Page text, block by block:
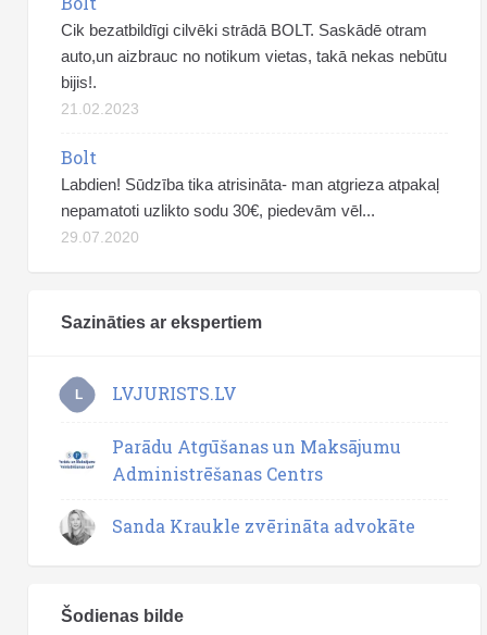
Cik bezatbildīgi cilvēki strādā BOLT. Saskādē otram
auto,un aizbrauc no notikum vietas, takā nekas nebūtu
bijis!.
21.02.2023
Bolt
Labdien! Sūdzība tika atrisināta- man atgrieza atpakaļ
nepamatoti uzlikto sodu 30€, piedevām vēl...
29.07.2020
Sazināties ar ekspertiem
L LVJURISTS.LV
Parādu Atgūšanas un Maksājumu
Administrēšanas Centrs
Sanda Kraukle zvērināta advokāte
Šodienas bilde